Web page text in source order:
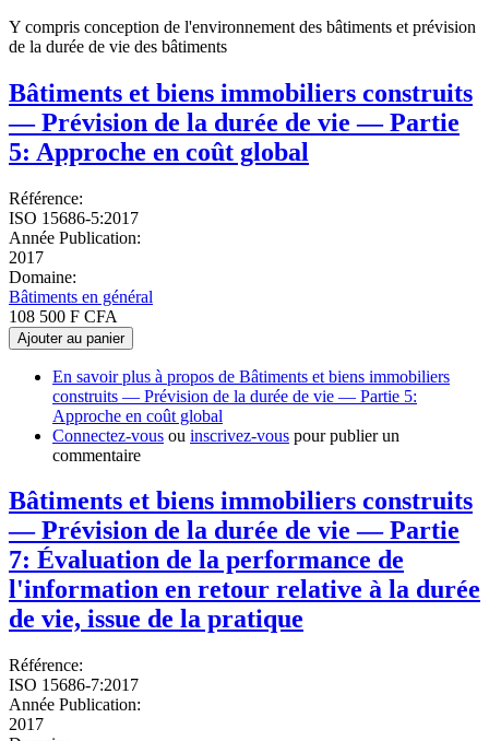
Y compris conception de l'environnement des bâtiments et prévision
de la durée de vie des bâtiments
Bâtiments et biens immobiliers construits
— Prévision de la durée de vie — Partie
5: Approche en coût global
Référence:
ISO 15686-5:2017
Année Publication:
2017
Domaine:
Bâtiments en général
108 500 F CFA
Ajouter au panier
En savoir plus à propos de Bâtiments et biens immobiliers
construits — Prévision de la durée de vie — Partie 5:
Approche en coût global
Connectez-vous ou inscrivez-vous pour publier un
commentaire
Bâtiments et biens immobiliers construits
— Prévision de la durée de vie — Partie
7: Évaluation de la performance de
l'information en retour relative à la durée
de vie, issue de la pratique
Référence:
ISO 15686-7:2017
Année Publication:
2017